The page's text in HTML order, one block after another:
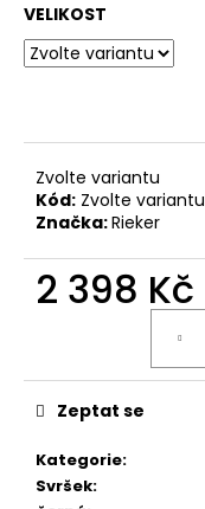
VELIKOST
Zvolte variantu
Kód: Zvolte variantu
Značka:Rieker
2 398 Kč
Kategorie:
Svršek:
Zeptat se
p
u
č
u
44760-
35